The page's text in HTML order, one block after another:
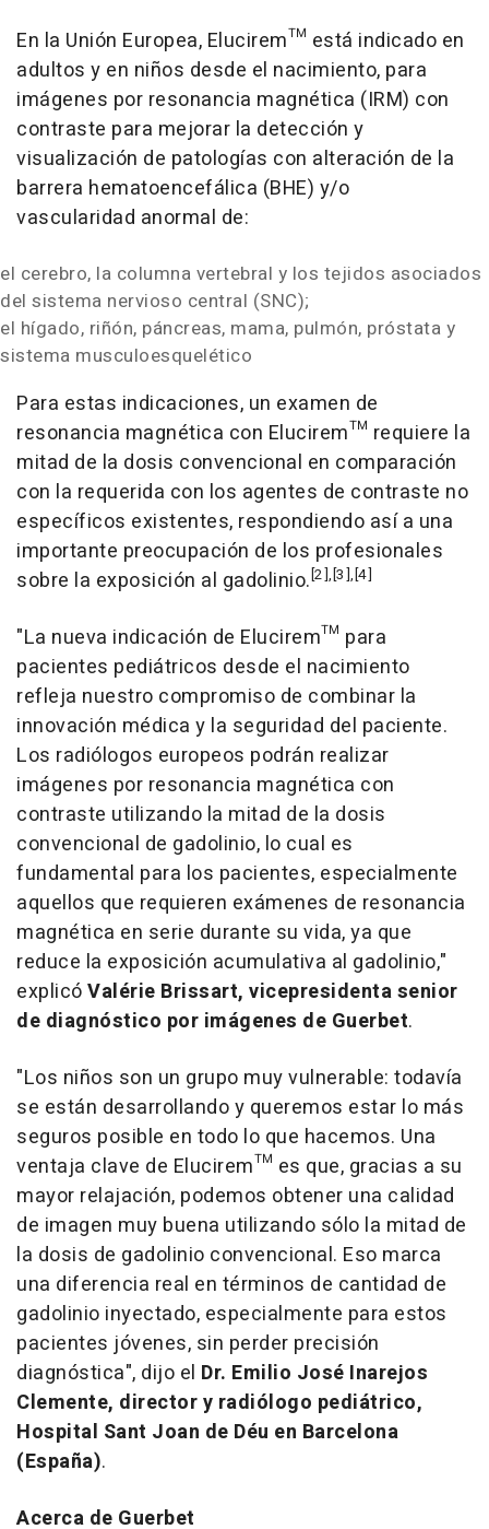
En la Unión Europea, Elucirem™ está indicado en
adultos y en niños desde el nacimiento, para
imágenes por resonancia magnética (IRM) con
contraste para mejorar la detección y
visualización de patologías con alteración de la
barrera hematoencefálica (BHE) y/o
vascularidad anormal de:
el cerebro, la columna vertebral y los tejidos asociados
del sistema nervioso central (SNC);
el hígado, riñón, páncreas, mama, pulmón, próstata y
sistema musculoesquelético
Para estas indicaciones, un examen de
resonancia magnética con Elucirem™ requiere la
mitad de la dosis convencional en comparación
con la requerida con los agentes de contraste no
específicos existentes, respondiendo así a una
importante preocupación de los profesionales
sobre la exposición al gadolinio. [2],[3],[4]
"La nueva indicación de Elucirem™ para
pacientes pediátricos desde el nacimiento
refleja nuestro compromiso de combinar la
innovación médica y la seguridad del paciente.
Los radiólogos europeos podrán realizar
imágenes por resonancia magnética con
contraste utilizando la mitad de la dosis
convencional de gadolinio, lo cual es
fundamental para los pacientes, especialmente
aquellos que requieren exámenes de resonancia
magnética en serie durante su vida, ya que
reduce la exposición acumulativa al gadolinio,"
explicóValérie Brissart, vicepresidenta senior
de diagnóstico por imágenes de Guerbet.
"Los niños son un grupo muy vulnerable: todavía
se están desarrollando y queremos estar lo más
seguros posible en todo lo que hacemos. Una
ventaja clave de Elucirem™ es que, gracias a su
mayor relajación, podemos obtener una calidad
de imagen muy buena utilizando sólo la mitad de
la dosis de gadolinio convencional. Eso marca
una diferencia real en términos de cantidad de
gadolinio inyectado, especialmente para estos
pacientes jóvenes, sin perder precisión
diagnóstica", dijo el Dr. Emilio José Inarejos
Clemente, director y radiólogo pediátrico,
Hospital Sant Joan de Déu en Barcelona
(España).
Acerca de Guerbet